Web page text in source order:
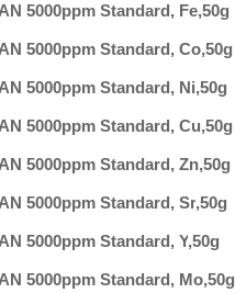
5000ppm Standard, Fe,50g
5000ppm Standard, Co,50g
5000ppm Standard, Ni,50g
5000ppm Standard, Cu,50g
5000ppm Standard, Zn,50g
5000ppm Standard, Sr,50g
5000ppm Standard, Y,50g
5000ppm Standard, Mo,50g